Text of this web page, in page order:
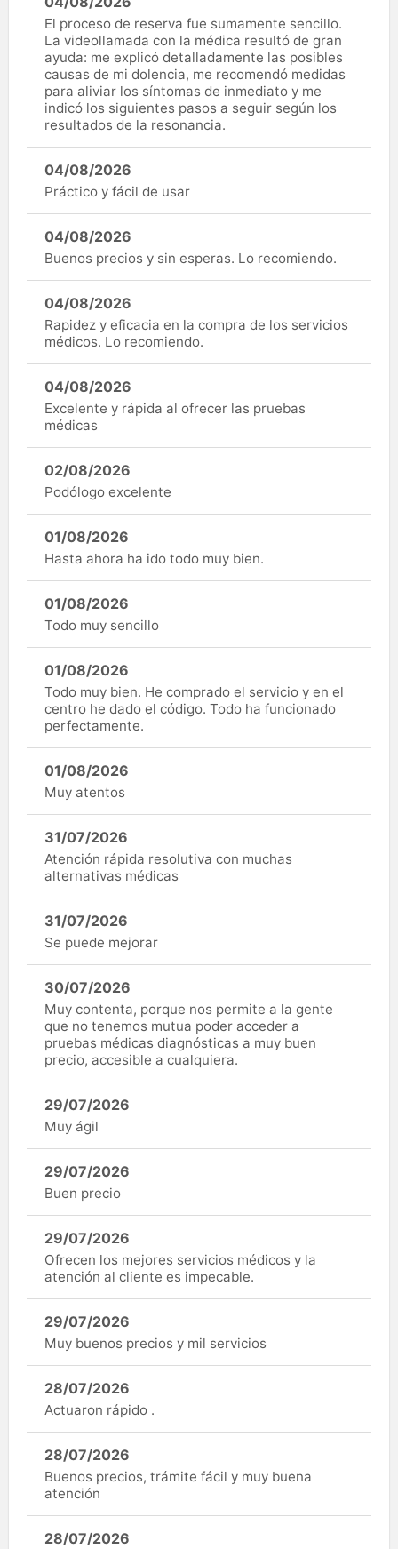
El proceso de reserva fue sumamente sencillo.
La videollamada con la médica resultó de gran
ayuda: me explicó detalladamente las posibles
causas de mi dolencia, me recomendó medidas
para aliviar los síntomas de inmediato y me
indicó los siguientes pasos a seguir según los
resultados de la resonancia.
04/08/2026
Práctico y fácil de usar
04/08/2026
Buenos precios y sin esperas. Lo recomiendo.
04/08/2026
Rapidez y eficacia en la compra de los servicios
médicos. Lo recomiendo.
04/08/2026
Excelente y rápida al ofrecer las pruebas
médicas
02/08/2026
Podólogo excelente
01/08/2026
Hasta ahora ha ido todo muy bien.
01/08/2026
Todo muy sencillo
01/08/2026
Todo muy bien. He comprado el servicio y en el
centro he dado el código. Todo ha funcionado
perfectamente.
01/08/2026
Muy atentos
31/07/2026
Atención rápida resolutiva con muchas
alternativas médicas
31/07/2026
Se puede mejorar
30/07/2026
Muy contenta, porque nos permite a la gente
que no tenemos mutua poder acceder a
pruebas médicas diagnósticas a muy buen
precio, accesible a cualquiera.
29/07/2026
Muy ágil
29/07/2026
Buen precio
29/07/2026
Ofrecen los mejores servicios médicos y la
atención al cliente es impecable.
29/07/2026
Muy buenos precios y mil servicios
28/07/2026
Actuaron rápido .
28/07/2026
Buenos precios, trámite fácil y muy buena
atención
28/07/2026